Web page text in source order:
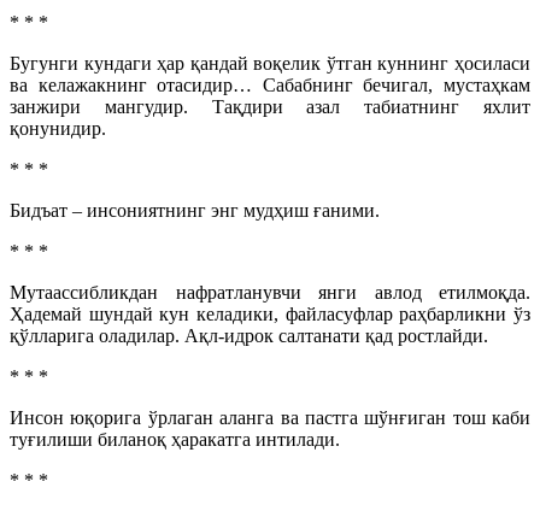
* * *
Бугунги кундаги ҳар қандай воқелик ўтган куннинг ҳосиласи
ва келажакнинг отасидир… Сабабнинг бечигал, мустаҳкам
занжири мангудир. Тақдири азал табиатнинг яхлит
қонунидир.
* * *
Бидъат – инсониятнинг энг мудҳиш ғаними.
* * *
Мутаассибликдан нафратланувчи янги авлод етилмоқда.
Ҳадемай шундай кун келадики, файласуфлар раҳбарликни ўз
қўлларига оладилар. Ақл-идрок салтанати қад ростлайди.
* * *
Инсон юқорига ўрлаган аланга ва пастга шўнғиган тош каби
туғилиши биланоқ ҳаракатга интилади.
* * *